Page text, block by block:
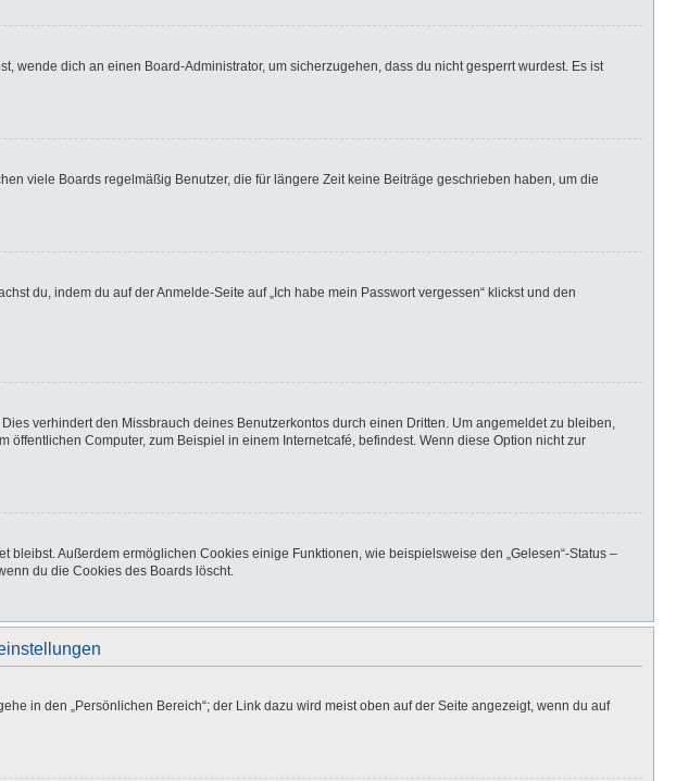
wende dich an einen Board-Administrator, um sicherzugehen, dass du nicht gesperrt wurdest. Es ist
viele Boards regelmäßig Benutzer, die für längere Zeit keine Beiträge geschrieben haben, um die
du, indem du auf der Anmelde-Seite auf „Ich habe mein Passwort vergessen“ klickst und den
verhindert den Missbrauch deines Benutzerkontos durch einen Dritten. Um angemeldet zu bleiben,
Computer, zum Beispiel in einem Internetcafé, befindest. Wenn diese Option nicht zur
Außerdem ermöglichen Cookies einige Funktionen, wie beispielsweise den „Gelesen“-Status –
du die Cookies des Boards löscht.
in den „Persönlichen Bereich“; der Link dazu wird meist oben auf der Seite angezeigt, wenn du auf